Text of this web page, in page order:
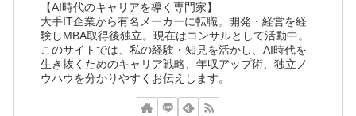
【AI時代のキャリアを導く専門家】
大手IT企業から有名メーカーに転職。開発・経営を経
験しMBA取得後独立。現在はコンサルとして活動中。
このサイトでは、私の経験・知見を活かし、AI時代を
生き抜くためのキャリア戦略、年収アップ術、独立ノ
ウハウを分かりやすくお伝えします。